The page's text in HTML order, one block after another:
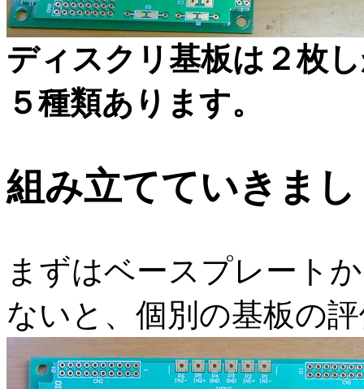
ディスクリ基板は２枚
５種類あります。
組み立てていきま
まずはベースプレート
ないと、個別の基板の